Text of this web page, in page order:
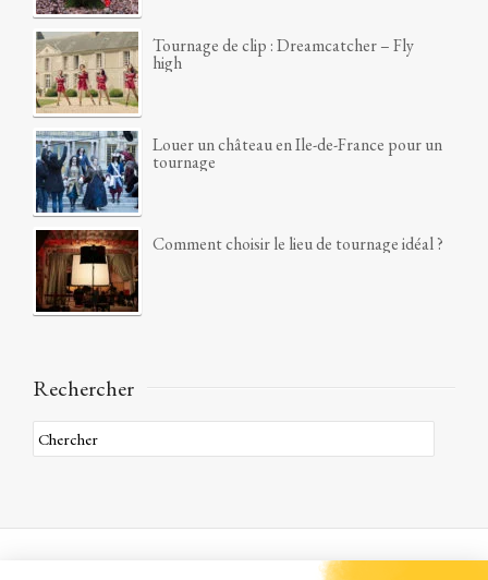
Tournage de clip : Dreamcatcher – Fly
high
Louer un château en Ile-de-France pour un
tournage
Comment choisir le lieu de tournage idéal ?
Rechercher